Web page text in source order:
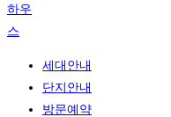
세대안내
단지안내
방문예약